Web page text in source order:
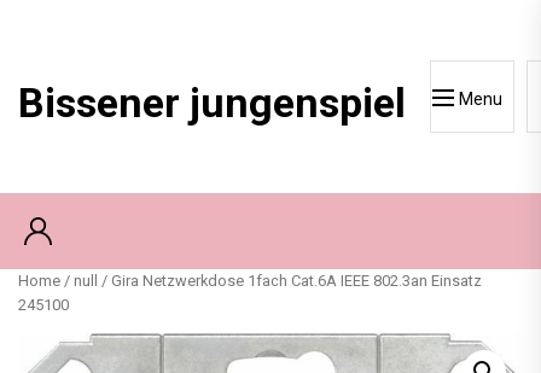
Bissener jungenspiel Menu
Home / null
/ Gira Netzwerkdose 1fach Cat.6A IEEE 802.3an Einsatz
245100